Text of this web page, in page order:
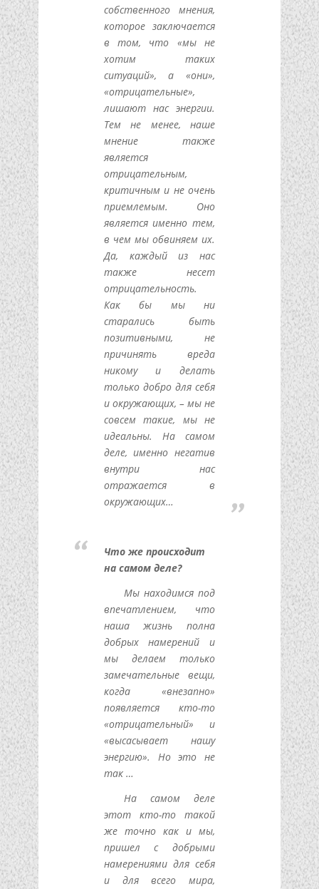
собственного мнения,
которое заключается
в том, что «мы не
хотим таких
ситуаций», а «они»,
«отрицательные»,
лишают нас энергии.
Тем не менее, наше
мнение также
является
отрицательным,
критичным и не очень
приемлемым. Оно
является именно тем,
в чем мы обвиняем их.
Да, каждый из нас
также несет
отрицательность.
Как бы мы ни
старались быть
позитивными, не
причинять вреда
никому и делать
только добро для себя
и окружающих, – мы не
совсем такие, мы не
идеальны. На самом
деле, именно негатив
внутри нас
отражается в
окружающих…
Что же происходит
на самом деле?
Мы находимся под
впечатлением, что
наша жизнь полна
добрых намерений и
мы делаем только
замечательные вещи,
когда «внезапно»
появляется кто-то
«отрицательный» и
«высасывает нашу
энергию». Но это не
так …
На самом деле
этот кто-то такой
же точно как и мы,
пришел с добрыми
намерениями для себя
и для всего мира,